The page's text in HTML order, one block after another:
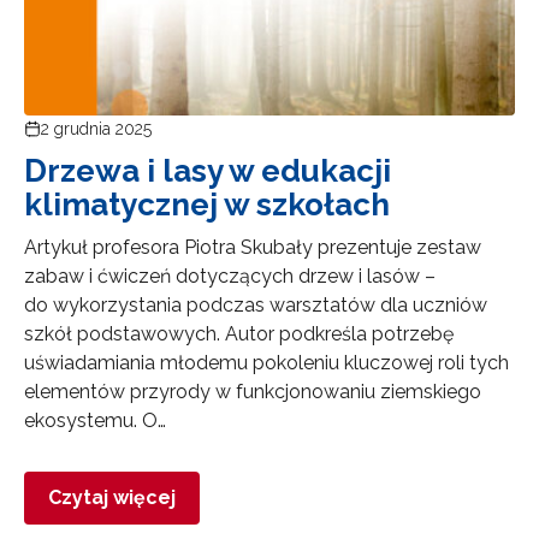
2 grudnia 2025
Drzewa i lasy w edukacji
klimatycznej w szkołach
Artykuł profesora Piotra Skubały prezentuje zestaw
zabaw i ćwiczeń dotyczących drzew i lasów –
do wykorzystania podczas warsztatów dla uczniów
szkół podstawowych. Autor podkreśla potrzebę
uświadamiania młodemu pokoleniu kluczowej roli tych
elementów przyrody w funkcjonowaniu ziemskiego
ekosystemu. O…
Czytaj więcej